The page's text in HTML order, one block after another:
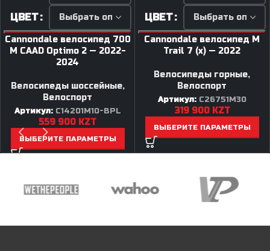
ЦВЕТ
Cannondale велосипед 700
M CAAD Optimo 2 — 2022-
2024
Велосипеды шоссейные,
Велоспорт
Артикул: C14201M10-BPL
559 900 KZT
ВЫБЕРИТЕ ПАРАМЕТРЫ
ЦВЕТ
Cannondale велосипед M
Trail 7 (x) — 2022
Велосипеды горные,
Велоспорт
Артикул: C26751M30
319 900 KZT
ВЫБЕРИТЕ ПАРАМЕТРЫ